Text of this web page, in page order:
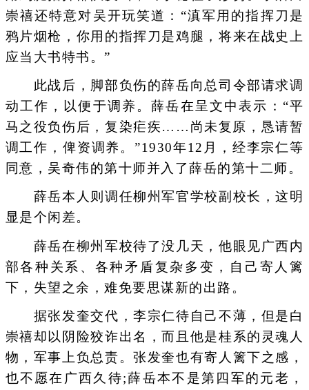
崇禧还特意对吴开玩笑道：“滇军用的指挥刀是
鸦片烟枪，你用的指挥刀是鸡腿，将来在战史上
应当大书特书。”
此战后，脚部负伤的薛岳向总司令部请求调
动工作，以便于调养。薛岳在呈文中表示：“平
马之役负伤后，复染疟疾……尚未复原，恳请暂
调工作，俾资调养。”1930年12月，经李宗仁等
同意，吴奇伟的第十师并入了薛岳的第十二师。
薛岳本人则调任柳州军官学校副校长，这明
显是个闲差。
薛岳在柳州军校待了没几天，他眼见广西内
部各种关系、各种矛盾复杂多变，自己寄人篱
下，失望之余，难免要思谋新的出路。
据张发奎交代，李宗仁待自己不薄，但是白
崇禧却以阴险狡诈出名，而且他是桂系的灵魂人
物，军事上负总责。张发奎也有寄人篱下之感，
也不愿在广西久待;薛岳本不是第四军的元老，